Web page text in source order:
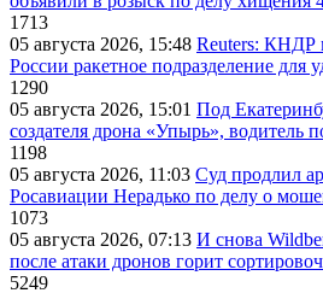
1713
05 августа 2026, 15:48 Reuters: КНДР
России ракетное подразделение для
1290
05 августа 2026, 15:01 Под
создателя дрона «Упырь», водитель
1198
05 августа 2026, 11:03 Суд продлил
Росавиации Нерадько по делу о
1073
05 августа 2026, 07:13 И снова
после атаки дронов горит
5249